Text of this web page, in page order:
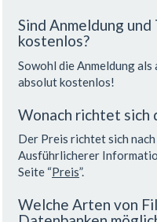
Sind Anmeldung
kostenlos?
Sowohl die Anmeldung als
absolut kostenlos!
Wonach richtet sich
Der Preis richtet sich
Ausführlicherer
Seite “Preis”.
Welche Arten von